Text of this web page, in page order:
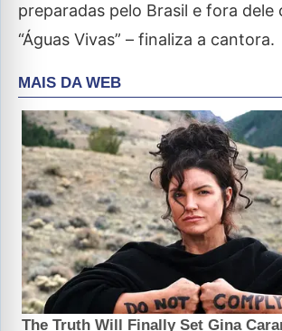
preparadas pelo Brasil e fora dele
“Águas Vivas” – finaliza a cantora.